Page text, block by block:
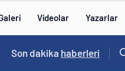
Videolar Yazarlar
Son dakika haberleri